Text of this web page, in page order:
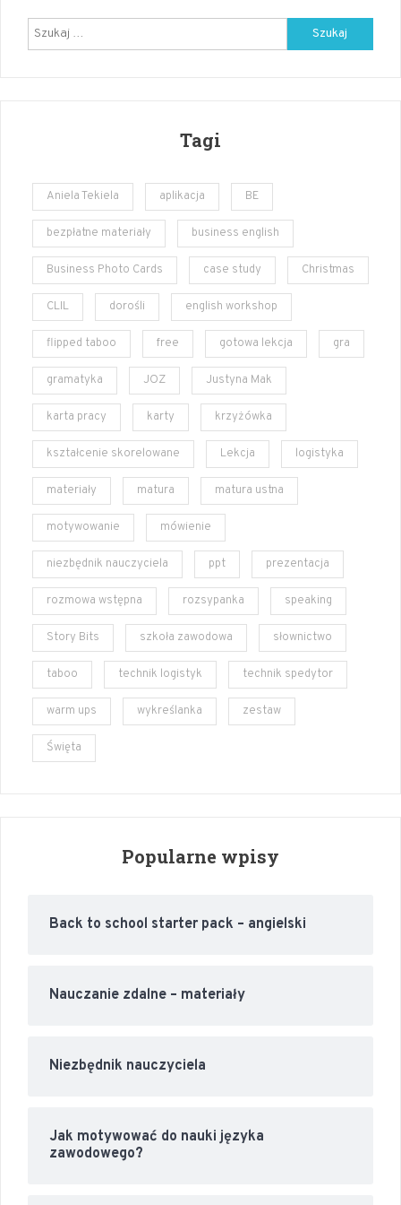
Szukaj:
Tagi
Aniela Tekiela aplikacja BE
bezpłatne materiały business english
Business Photo Cards case study Christmas
CLIL dorośli english workshop
flipped taboo free gotowa lekcja gra
gramatyka JOZ Justyna Mak
karta pracy karty krzyżówka
kształcenie skorelowane Lekcja logistyka
materiały matura matura ustna
motywowanie mówienie
niezbędnik nauczyciela ppt prezentacja
rozmowa wstępna rozsypanka speaking
Story Bits szkoła zawodowa słownictwo
taboo technik logistyk technik spedytor
warm ups wykreślanka zestaw
Święta
Popularne wpisy
Back to school starter pack – angielski
Nauczanie zdalne – materiały
Niezbędnik nauczyciela
Jak motywować do nauki języka
zawodowego?